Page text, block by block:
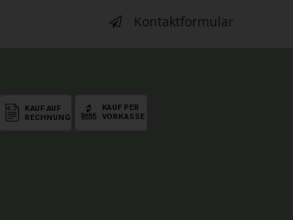
Kontaktformular